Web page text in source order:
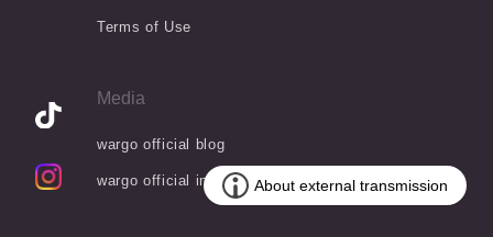
Terms of Use
Media
wargo official blog
wargo official info